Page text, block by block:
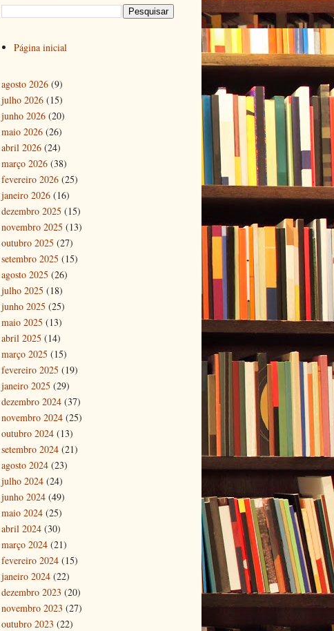
Página inicial
agosto 2026 (9)
julho 2026 (15)
junho 2026 (20)
maio 2026 (26)
abril 2026 (24)
março 2026 (38)
fevereiro 2026 (25)
janeiro 2026 (16)
dezembro 2025 (15)
novembro 2025 (13)
outubro 2025 (27)
setembro 2025 (15)
agosto 2025 (26)
julho 2025 (18)
junho 2025 (25)
maio 2025 (13)
abril 2025 (14)
março 2025 (15)
fevereiro 2025 (19)
janeiro 2025 (29)
dezembro 2024 (37)
novembro 2024 (25)
outubro 2024 (13)
setembro 2024 (21)
agosto 2024 (23)
julho 2024 (24)
junho 2024 (49)
maio 2024 (25)
abril 2024 (30)
março 2024 (21)
fevereiro 2024 (15)
janeiro 2024 (22)
dezembro 2023 (20)
novembro 2023 (27)
outubro 2023 (22)